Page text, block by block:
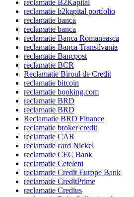
reclamatie B2Kapital
reclamatie b2kapital portfolio
reclamatie banca
reclamatie banca
reclamatie Banca Romaneasca
reclamatie Banca Transilvania
reclamatie Bancpost
reclamatie BCR
Reclamatie Biroul de Credit
reclamatie bitcoin
reclamatie booking.com
reclamatie BRD
reclamatie BRD
Reclamatie BRD Finance
reclamatie broker credit
reclamatie CAR
reclamatie card Nickel
reclamatie CEC Bank
reclamatie Cetelem
reclamatie Credit Europe Bank
reclamatie CreditPrime
reclamatie Credius